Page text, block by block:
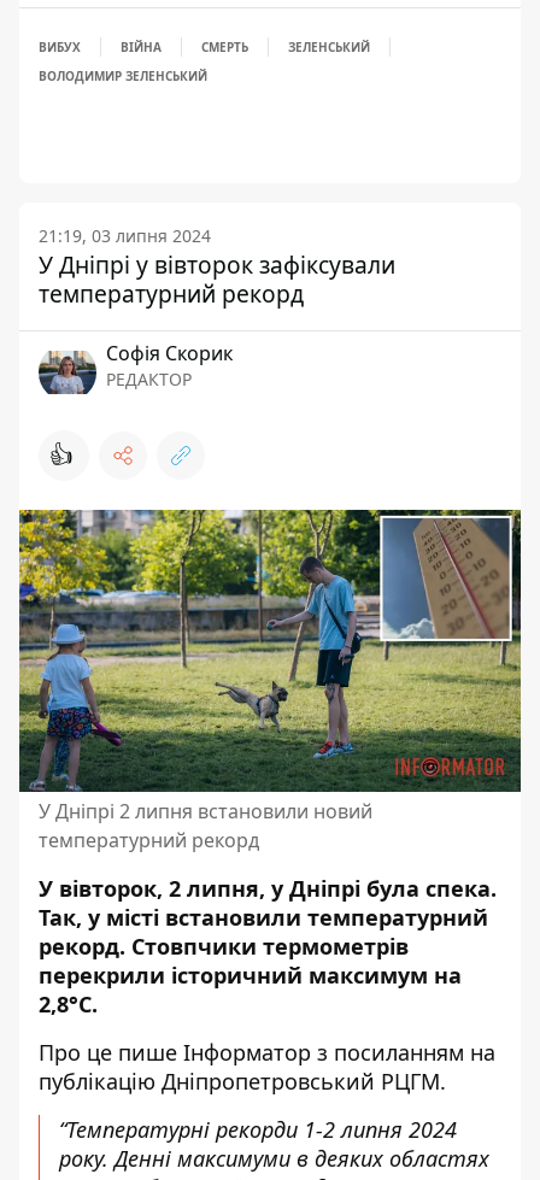
ВИБУХ ВІЙНА СМЕРТЬ
ЗЕЛЕНСЬКИЙ
ВОЛОДИМИР ЗЕЛЕНСЬКИЙ
21:19, 03 липня 2024
У Дніпрі у вівторок зафіксували
температурний рекорд
Софія Скорик
РЕДАКТОР
👍
У Дніпрі 2 липня встановили новий
температурний рекорд
У вівторок, 2 липня, у Дніпрі була спека.
Так, у місті встановили температурний
рекорд. Стовпчики термометрів
перекрили історичний максимум на
2,8°С.
Про це пише Інформатор з посиланням на
публікацію Дніпропетровський РЦГМ.
“Температурні рекорди 1-2 липня 2024
року. Денні максимуми в деяких областях